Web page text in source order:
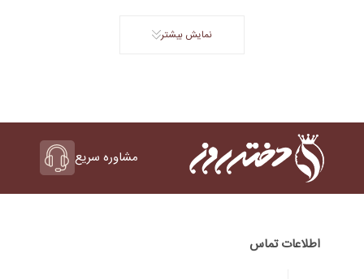
نمایش بیشتر
مشاوره سریع
اطلاعات تماس